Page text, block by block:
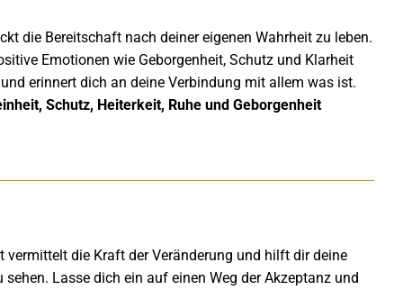
die Bereitschaft nach deiner eigenen Wahrheit zu leben.
Emotionen wie Geborgenheit, Schutz und Klarheit
erinnert dich an deine Verbindung mit allem was ist.
Schutz, Heiterkeit, Ruhe und Geborgenheit
vermittelt die Kraft der Veränderung und hilft dir deine
sehen. Lasse dich ein auf einen Weg der Akzeptanz und